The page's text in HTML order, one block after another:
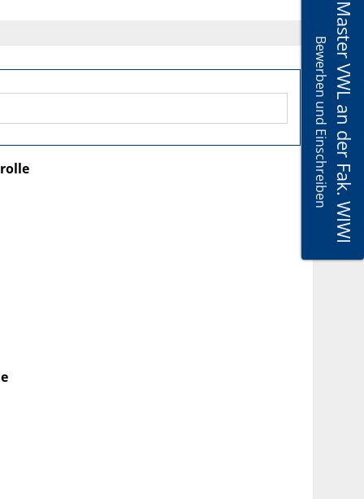
Master VWL an der Fak. WIWI
Bewerben und Einschreiben